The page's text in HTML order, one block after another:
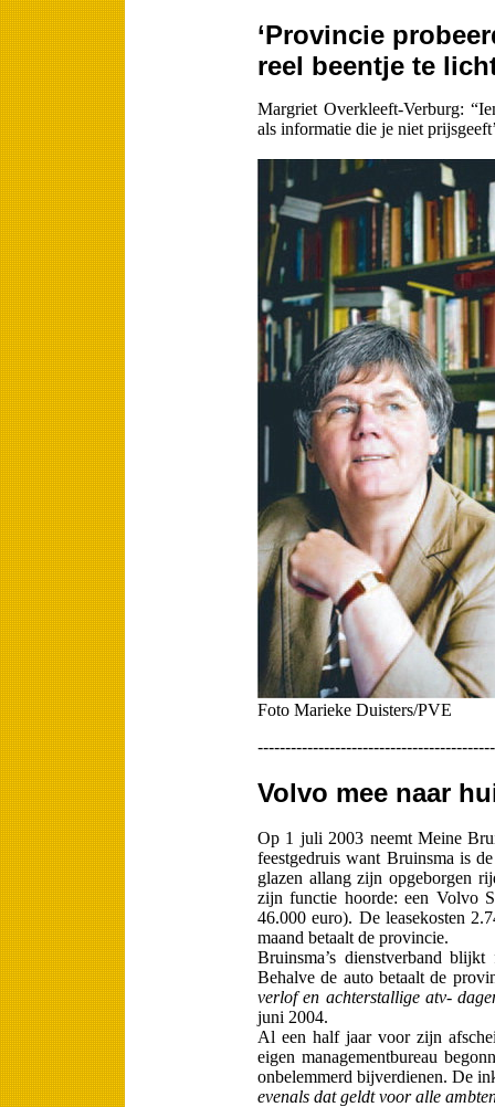
‘Provincie
reel beentje te
Margriet Overkleeft-Verburg:
als informatie die je niet
Foto Marieke Duisters/PVE
Volvo mee naar
Op 1 juli 2003 neemt Meine
feestgedruis want Bruinsma is
glazen allang zijn opgeborgen
zijn functie hoorde: een Volvo
46.000 euro). De lease­kosten
maand betaalt de provincie.
Bruinsma’s dienstverband
Behalve de auto be­taalt de
verlof en achterstallige atv-
juni 2004.
Al een half jaar voor zijn
eigen management­bureau
onbelemmerd bijverdienen. De
evenals dat geldt voor alle